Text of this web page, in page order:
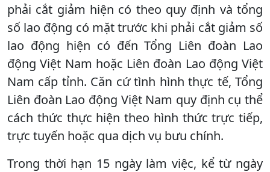
phải cắt giảm hiện có theo quy định và tổng
số lao động có mặt trước khi phải cắt giảm số
lao động hiện có đến Tổng Liên đoàn Lao
động Việt Nam hoặc Liên đoàn Lao động Việt
Nam cấp tỉnh. Căn cứ tình hình thực tế, Tổng
Liên đoàn Lao động Việt Nam quy định cụ thể
cách thức thực hiện theo hình thức trực tiếp,
trực tuyến hoặc qua dịch vụ bưu chính.
Trong thời hạn 15 ngày làm việc, kể từ ngày